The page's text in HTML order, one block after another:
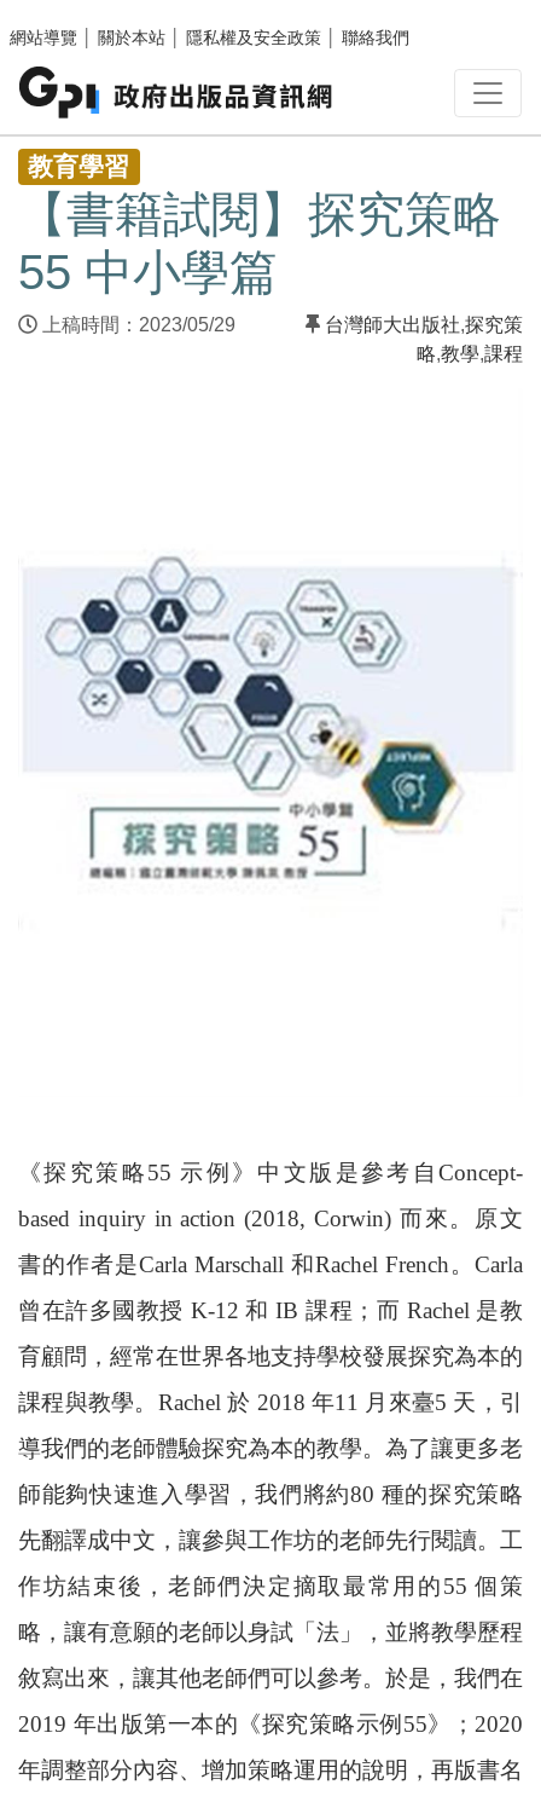
網站導覽
關於本站 隱私權及安全政策 聯絡我們
:::
教育學習
【書籍試閱】探究策略
55 中小學篇
上稿時間：2023/05/29 台灣師大出版社,探究策
略,教學,課程
《探究策略55 示例》中文版是參考自Concept-
based inquiry in action (2018, Corwin) 而來。原文
書的作者是Carla Marschall 和Rachel French。Carla
曾在許多國教授 K-12 和 IB 課程；而 Rachel 是教
育顧問，經常在世界各地支持學校發展探究為本的
課程與教學。Rachel 於 2018 年11 月來臺5 天，引
導我們的老師體驗探究為本的教學。為了讓更多老
師能夠快速進入學習，我們將約80 種的探究策略
先翻譯成中文，讓參與工作坊的老師先行閱讀。工
作坊結束後，老師們決定摘取最常用的55 個策
略，讓有意願的老師以身試「法」，並將教學歷程
敘寫出來，讓其他老師們可以參考。於是，我們在
2019 年出版第一本的《探究策略示例55》；2020
年調整部分內容、增加策略運用的說明，再版書名